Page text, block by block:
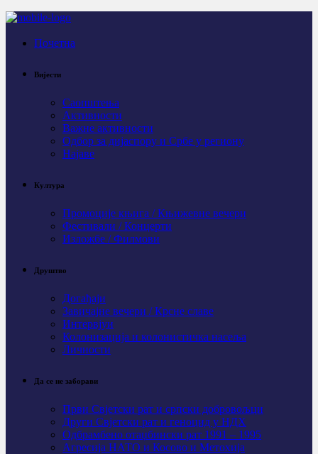
Почетна
Вијести
Саопштења
Активности
Важне активности
Одбор за дијаспору и Србе у региону
Најаве
Култура
Промоције књига / Књижевне вечери
Фестивали / Концерти
Изложбе / Филмови
Друштво
Догађаји
Завичајне вечери / Крсне славе
Интервјуи
Колонизација и колонистичка насеља
Личности
Да се не заборави
Први Свјeтски рат и српски добровољци
Други Свјетски рат и геноцид у НДХ
Одбрамбено отаџбински рат 1991 – 1995
Агресија НАТО и Косово и Метохија